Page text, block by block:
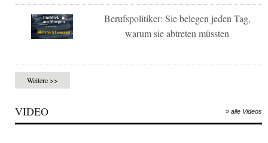
Berufspolitiker: Sie belegen jeden Tag,
warum sie abtreten müssten
Weitere >>
VIDEO » alle Videos